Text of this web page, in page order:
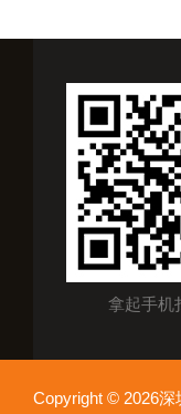
拿起手机
Copyright © 2026